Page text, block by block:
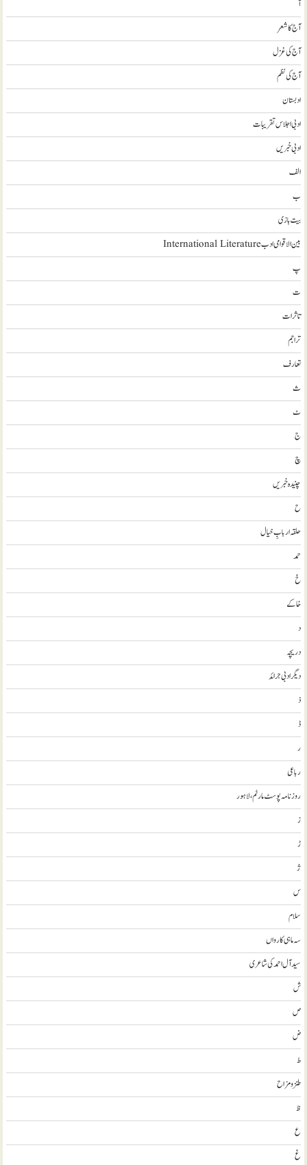
آ
آج کا شعر
آج کی غزل
آج کی نظم
ادبستان
ادبی اجلاس تقریبات
ادبی خبریں
الف
ب
بیت بازی
بین الاقوامی ادب International Literature
پ
ت
تاثرات
تراجم
تعارف
ث
ٹ
ج
چ
چنیدہ خبریں
ح
حلقہ اربابِ خیال
حمد
خ
خاکے
د
دریچہ
ديگر ادبی جرائد
ذ
ڈ
ر
رباعی
روزنامہ پوسٹ مارٹم، لاہور
ز
ڑ
ژ
س
سلام
سہ ماہی کارواں
سيد آل احمد کی شاعری
ش
ص
ض
ط
طنز و مزاح
ظ
ع
غ